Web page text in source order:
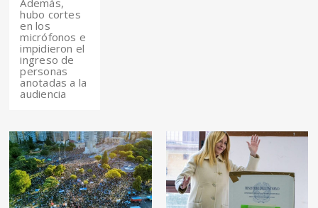
Además,
hubo cortes
en los
micrófonos e
impidieron el
ingreso de
personas
anotadas a la
audiencia